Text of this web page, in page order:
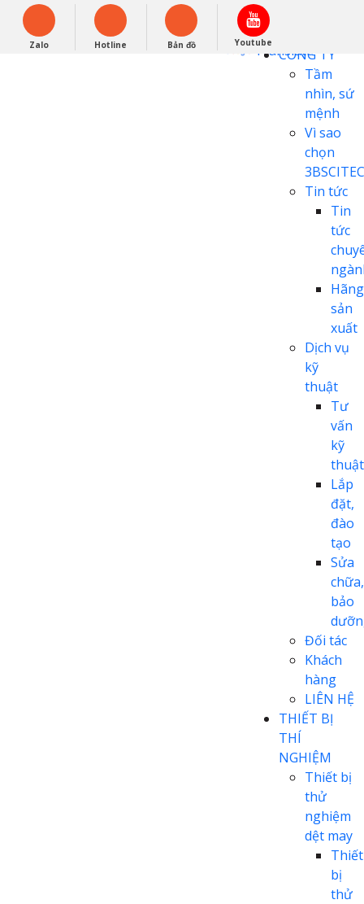
Powered by
Translate
English
0948279988
CÔNG TY
Tầm
nhìn, sứ
mệnh
Vì sao
chọn
Tin tức
Tin
tức
Hãng
sản
xuất
Dịch vụ
kỹ
thuật
Tư
vấn
kỹ
thuật
Lắp
đặt,
đào
tạo
Sửa
chữa,
bảo
Đối tác
Khách
hàng
LIÊN HỆ
THIẾT BỊ
THÍ
NGHIỆM
Thiết bị
thử
nghiệm
dệt may
Thiết
bị
thử
Zalo Hotline Bản đồ Youtube